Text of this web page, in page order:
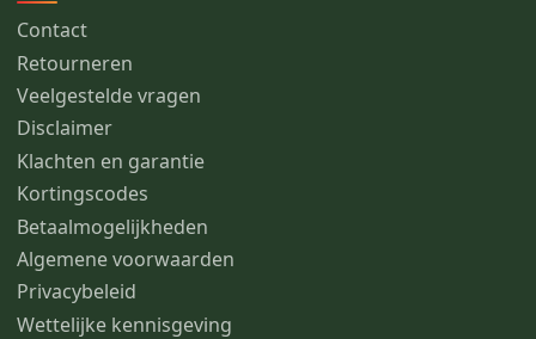
Contact
Retourneren
Veelgestelde vragen
Disclaimer
Klachten en garantie
Kortingscodes
Betaalmogelijkheden
Algemene voorwaarden
Privacybeleid
Wettelijke kennisgeving